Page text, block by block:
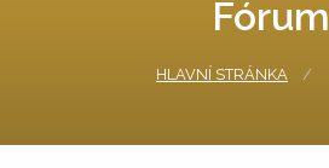
Fórum
HLAVNÍ STRÁNKA